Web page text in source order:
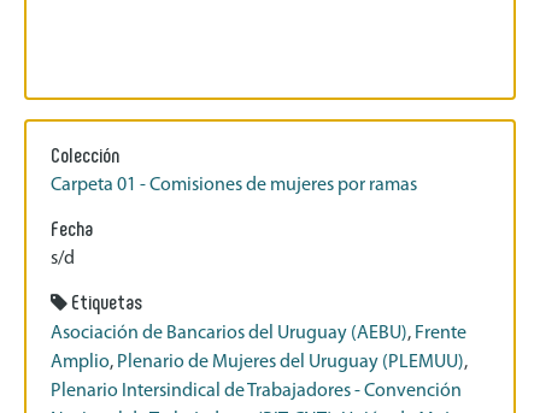
Colección
Carpeta 01 - Comisiones de mujeres por ramas
Fecha
s/d
Etiquetas
Asociación de Bancarios del Uruguay (AEBU), Frente
Amplio, Plenario de Mujeres del Uruguay (PLEMUU),
Plenario Intersindical de Trabajadores - Convención